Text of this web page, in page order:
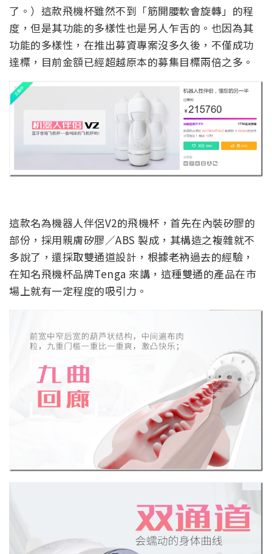
了。）這款飛機杯雖然不到「筋開腰軟會旋轉」的程
度，但是其功能的多樣性也是另人乍舌的。也因為其
功能的多樣性，在推出募資專案沒多久後，不僅成功
達標，目前金額已經超越原本的募集目標兩倍之多。
這款名為機器人伴侶V2的飛機杯，首先在內裝矽膠的
部份，採用親膚矽膠／ABS 製成，其構造之複雜就不
多說了，還採取雙通道設計，根據老衲過去的經驗，
在知名飛機杯品牌Tenga 來講，這種雙通的產品在市
場上就有一定程度的吸引力。